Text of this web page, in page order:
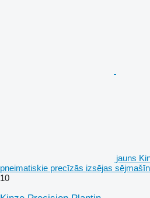
jauns
pneimatiskie precīzās izsējas
10